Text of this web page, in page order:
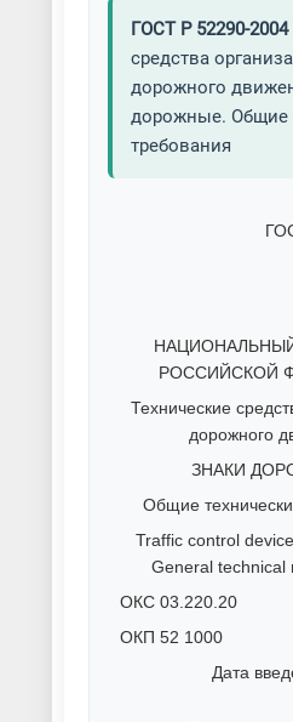
ГОСТ Р 52290-2004
средства
дорожного
дорожные. Общие
требования